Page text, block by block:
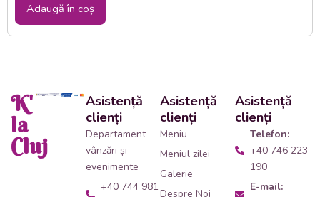
Adaugă în coș
K'
la
Cluj
Asistență
clienți
Departament
vânzări și
evenimente
+40 744 981
Asistență
clienți
Meniu
Meniul zilei
Galerie
Despre Noi
Asistență
clienți
Telefon:
+40 746 223
190
E-mail: